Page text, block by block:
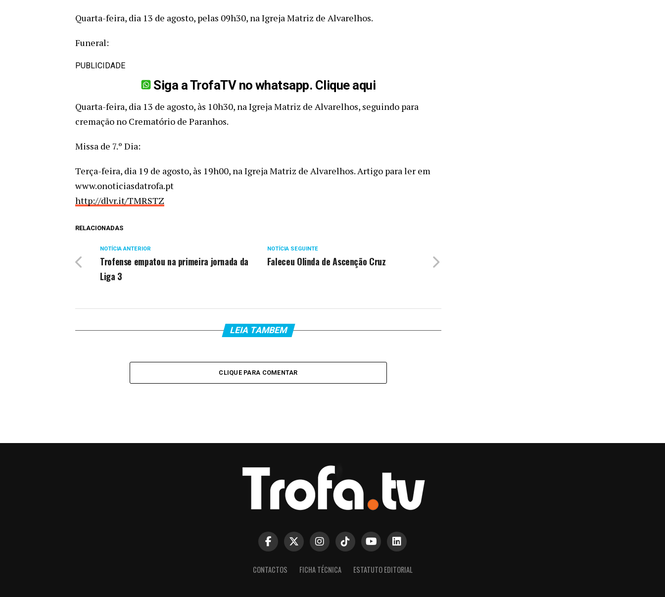
Quarta-feira, dia 13 de agosto, pelas 09h30, na Igreja Matriz de Alvarelhos.
Funeral:
PUBLICIDADE
Siga a TrofaTV no whatsapp. Clique aqui
Quarta-feira, dia 13 de agosto, às 10h30, na Igreja Matriz de Alvarelhos, seguindo para
cremação no Crematório de Paranhos.
Missa de 7.º Dia:
Terça-feira, dia 19 de agosto, às 19h00, na Igreja Matriz de Alvarelhos. Artigo para ler em
www.onoticiasdatrofa.pt
http://dlvr.it/TMRSTZ
RELACIONADAS
NOTÍCIA SEGUINTE
Faleceu Olinda de Ascenção Cruz
NOTÍCIA ANTERIOR
Trofense empatou na primeira jornada da
Liga 3
LEIA TAMBEM
CLIQUE PARA COMENTAR
CONTACTOS FICHA TÉCNICA ESTATUTO EDITORIAL